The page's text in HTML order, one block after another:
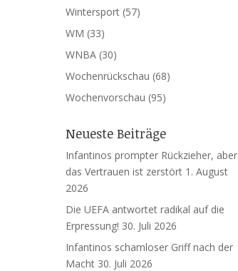
Wintersport(57)
WM (33)
WNBA(30)
Wochenrückschau (68)
Wochenvorschau (95)
Neueste Beiträge
Infantinos prompter Rückzieher, aber
das Vertrauen ist zerstört 1. August
2026
Die UEFA antwortet radikal auf die
Erpressung! 30. Juli 2026
Infantinos schamloser Griff nach der
Macht 30. Juli 2026